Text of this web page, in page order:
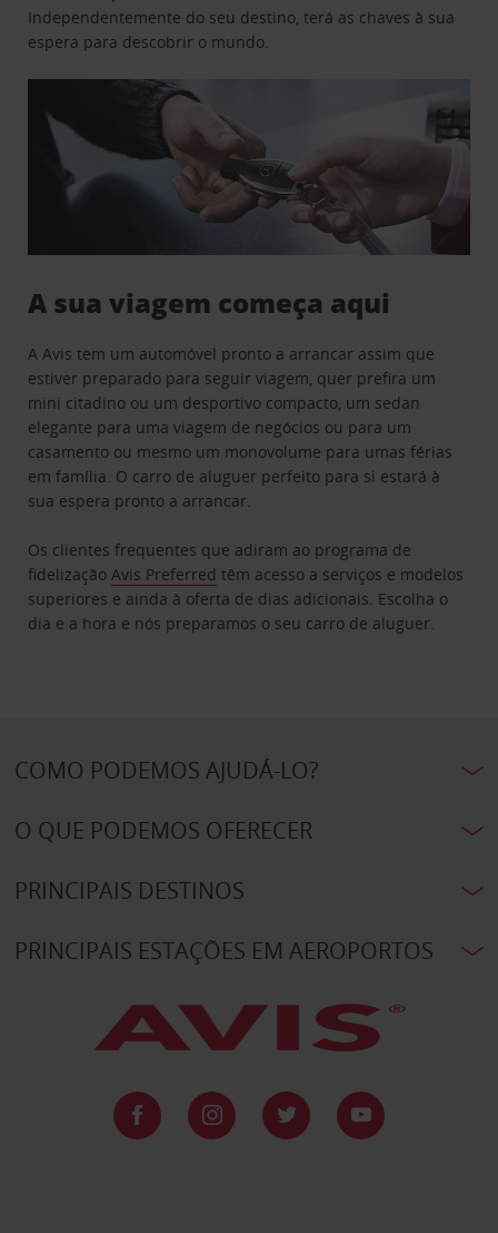
Independentemente do seu destino, terá as chaves à sua
espera para descobrir o mundo.
A sua viagem começa aqui
A Avis tem um automóvel pronto a arrancar assim que
estiver preparado para seguir viagem, quer prefira um
mini citadino ou um desportivo compacto, um sedan
elegante para uma viagem de negócios ou para um
casamento ou mesmo um monovolume para umas férias
em família. O carro de aluguer perfeito para si estará à
sua espera pronto a arrancar.
Os clientes frequentes que adiram ao programa de
fidelizaçãoAvis Preferred têm acesso a serviços e modelos
superiores e ainda à oferta de dias adicionais. Escolha o
dia e a hora e nós preparamos o seu carro de aluguer.
COMO PODEMOS AJUDÁ-LO?
O QUE PODEMOS OFERECER
PRINCIPAIS DESTINOS
PRINCIPAIS ESTAÇÕES EM AEROPORTOS